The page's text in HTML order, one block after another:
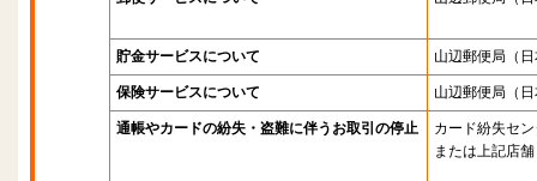
貯金サービスについて 山辺郵便局 （
保険サービスについて 山辺郵便局 （
通帳やカードの紛失・盗難に伴うお取引の停止
カード紛失セ
または上記店舗